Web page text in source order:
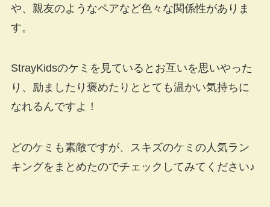
や、親友のようなペアなど色々な関係性がありま
す。
StrayKidsのケミを見ているとお互いを思いやった
り、励ましたり褒めたりととても温かい気持ちに
なれるんですよ！
どのケミも素敵ですが、スキズのケミの人気ラン
キングをまとめたのでチェックしてみてください♪